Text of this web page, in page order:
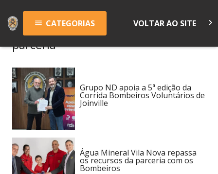
menu CATEGORIAS VOLTAR AO SITE keyboard_arrow_right
parceria
Grupo ND apoia a 5ª edição da
Corrida Bombeiros Voluntários de
Joinville
Água Mineral Vila Nova repassa
os recursos da parceria com os
Bombeiros